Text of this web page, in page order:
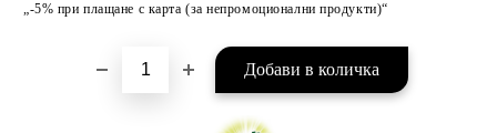
„-5% при плащане с карта (за непромоционални продукти)“